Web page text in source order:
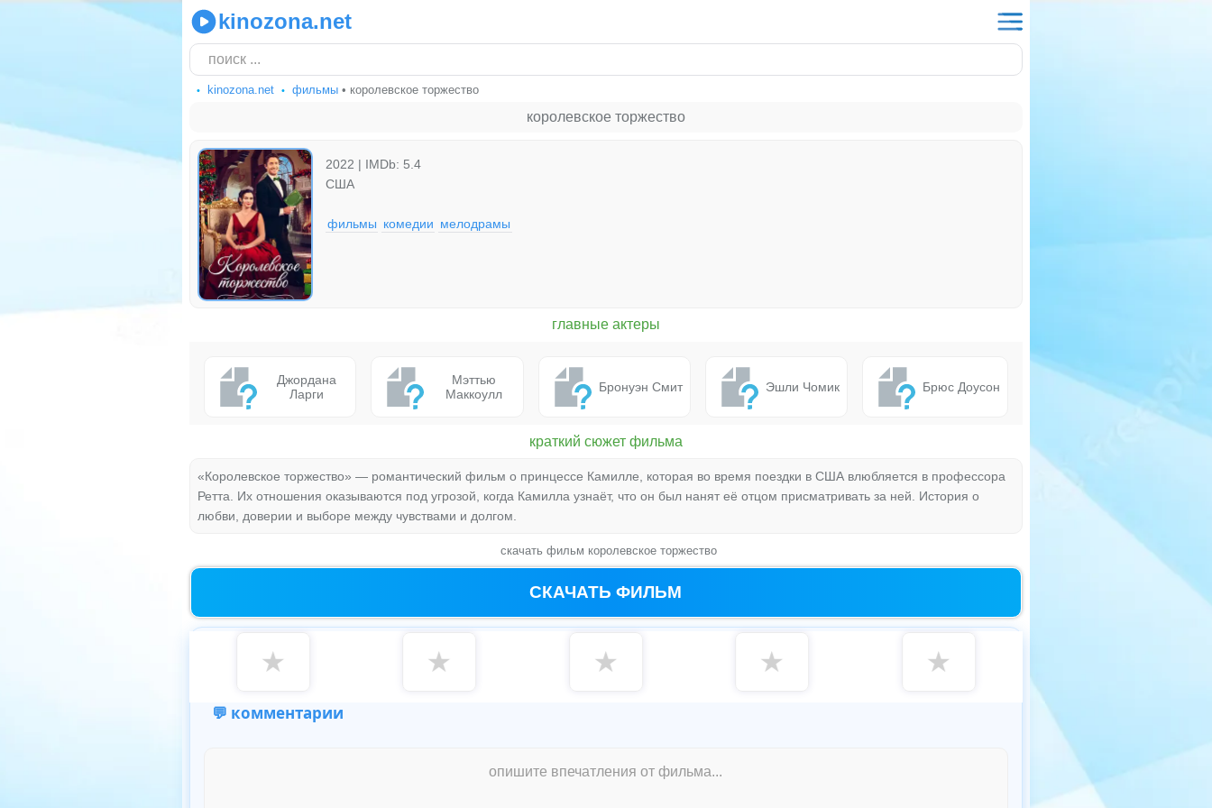
kinozona.net
kinozona.net фильмы• королевское торжество
королевское торжество
2022 | IMDb: 5.4
США
фильмы комедии мелодрамы
главные актеры
Джордана
Ларги
Мэттью
Маккоулл
Бронуэн Смит Эшли Чомик Брюс Доусон
краткий сюжет фильма
«Королевское торжество» — романтический фильм о принцессе Камилле, которая во время поездки в США влюбляется в профессора
Ретта. Их отношения оказываются под угрозой, когда Камилла узнаёт, что он был нанят её отцом присматривать за ней. История о
любви, доверии и выборе между чувствами и долгом.
скачать фильм королевское торжество
СКАЧАТЬ ФИЛЬМ
★ ★ ★ ★ ★
💬 комментарии